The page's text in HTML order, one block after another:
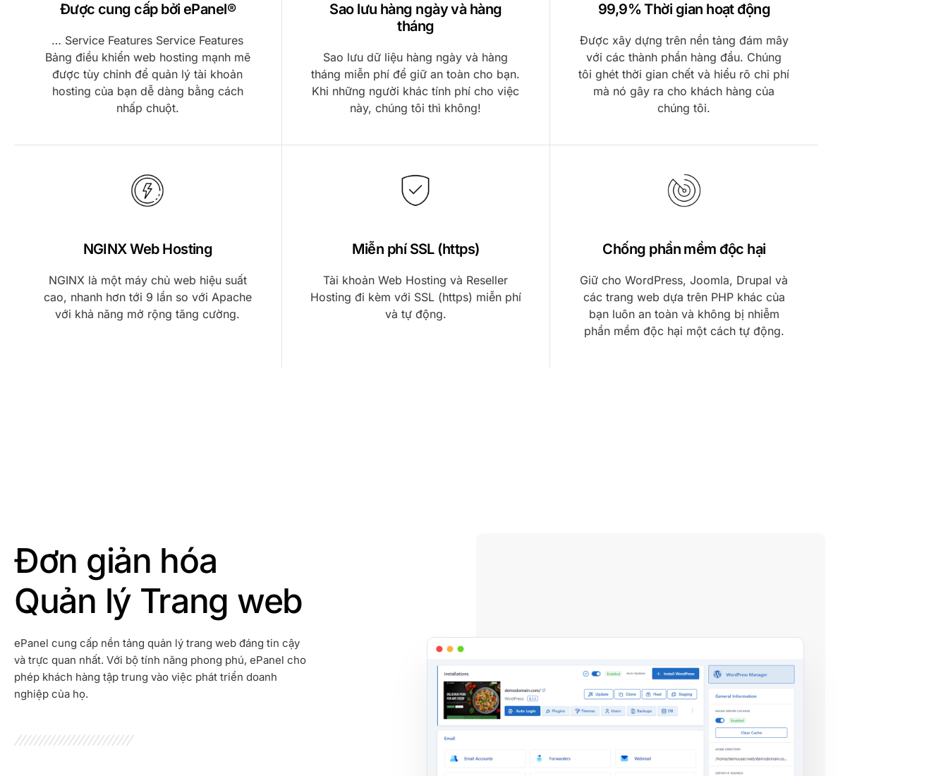
Được cung cấp bởiePanel®
… Service Features Service Features
Bảng điều khiển web hosting mạnh mẽ
được tùy chỉnh để quản lý tài khoản
hosting của bạn dễ dàng bằng cách
nhấp chuột.
Sao lưu hàng ngày và hàng
tháng
Sao lưu dữ liệu hàng ngày và hàng
tháng miễn phí để giữ an toàn cho bạn.
Khi những người khác tính phí cho việc
này, chúng tôi thì không!
99,9% Thời gian hoạt động
Được xây dựng trên nền tảng đám mây
với các thành phần hàng đầu. Chúng
tôi ghét thời gian chết và hiểu rõ chi phí
mà nó gây ra cho khách hàng của
chúng tôi.
NGINX Web Hosting
NGINX là một máy chủ web hiệu suất
cao, nhanh hơn tới 9 lần so với Apache
với khả năng mở rộng tăng cường.
Miễn phí SSL (https)
Tài khoản Web Hosting và Reseller
Hosting đi kèm với SSL (https) miễn phí
và tự động.
Chống phần mềm độc hại
Giữ cho WordPress, Joomla, Drupal và
các trang web dựa trên PHP khác của
bạn luôn an toàn và không bị nhiễm
phần mềm độc hại một cách tự động.
Đơn giản hóa
Quản lý Trang web
ePanel cung cấp nền tảng quản lý trang web đáng tin cậy
và trực quan nhất. Với bộ tính năng phong phú, ePanel cho
phép khách hàng tập trung vào việc phát triển doanh
nghiệp của họ.